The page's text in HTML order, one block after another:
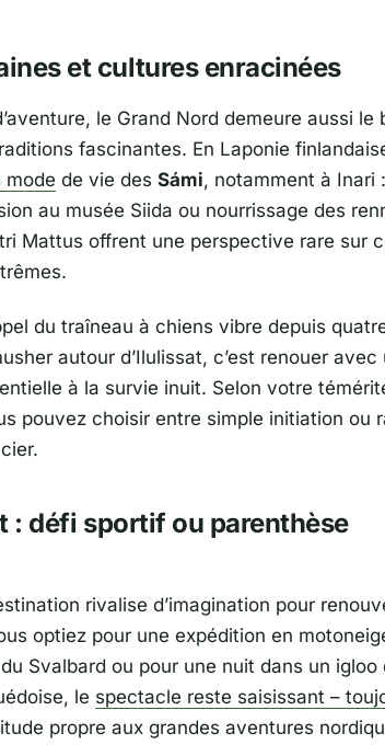
et cultures enracinées
le Grand Nord demeure aussi le
fascinantes. En Laponie
mode de vie des Sámi, notamment à Inari
au musée Siida ou nourrissage des
Mattus offrent une perspective rare sur
du traîneau à chiens vibre depuis
autour d’Ilulissat, c’est renouer avec
à la survie inuit. Selon votre
pouvez choisir entre simple initiation ou
: défi sportif ou parenthèse
rivalise d’imagination pour
optiez pour une expédition en
Svalbard ou pour une nuit dans un igloo
le spectacle reste saisissant –
propre aux grandes aventures